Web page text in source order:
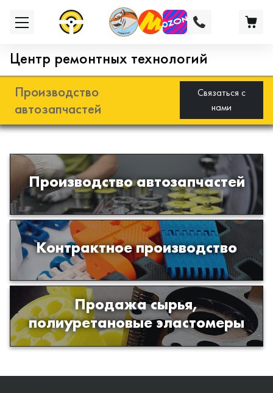
Центр ремонтных технологий
Производство
автозапчастей
Связаться с
нами
Производство автозапчастей
Разработка и производство деталей
из эластомеров для подвески
автомобиля
Контрактное производство
Производство изделий из пластиков
и полимеров по образцам либо
чертежам заказчика
Продажа сырья,
полиуретановые эластомеры
Продажа сырья для производства
изделий из полиуретана